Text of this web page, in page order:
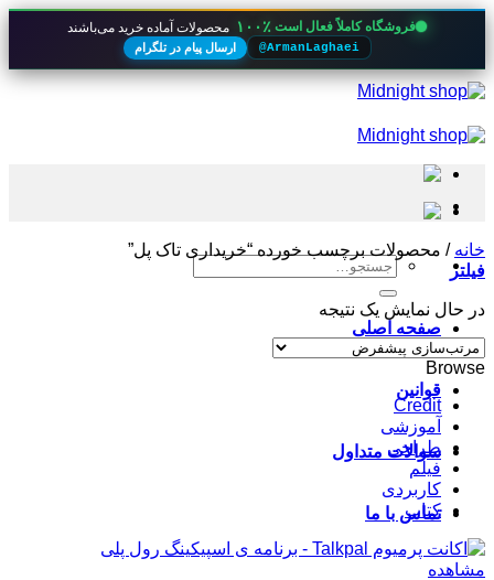
فروشگاه کاملاً فعال است ۱۰۰٪ محصولات آماده خرید می‌باشند
@ArmanLaghaei ارسال پیام در تلگرام
Skip
to
جستجو
صفحه اصلی
قوانین
سوالات متداول
تماس با ما
خانه / محصولات برچسب خورده “خریداری تاک پل”
فیلتر
در حال نمایش یک نتیجه
Browse
Credit
آموزشی
طراحی
فیلم
کاربردی
کتاب
مشاهده